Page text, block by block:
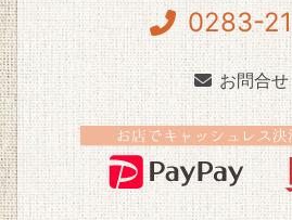
0283-
お問合せ